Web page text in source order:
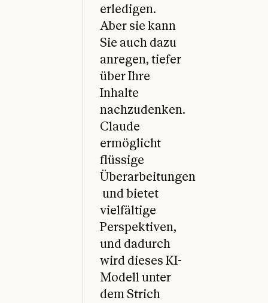
erledigen.
Aber sie kann
Sie auch dazu
anregen, tiefer
über Ihre
Inhalte
nachzudenken.
Claude
ermöglicht
flüssige
Überarbeitungen
und bietet
vielfältige
Perspektiven,
und dadurch
wird dieses KI-
Modell unter
dem Strich